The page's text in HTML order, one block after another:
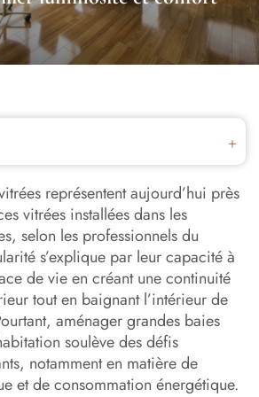
pour optimiser l’isolation
les baies selon l’exposition
solaires extérieures performantes
thermique et la ventilation
et le retour sur investissement
représentent aujourd’hui près
vitrées installées dans les
selon les professionnels du
s’explique par leur capacité à
de vie en créant une continuité
tout en baignant l’intérieur de
aménager grandes baies
soulève des défis
notamment en matière de
et de consommation énergétique.